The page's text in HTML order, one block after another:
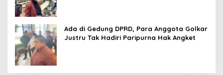
Ada di Gedung DPRD, Para Anggota Golkar
Justru Tak Hadiri Paripurna Hak Angket